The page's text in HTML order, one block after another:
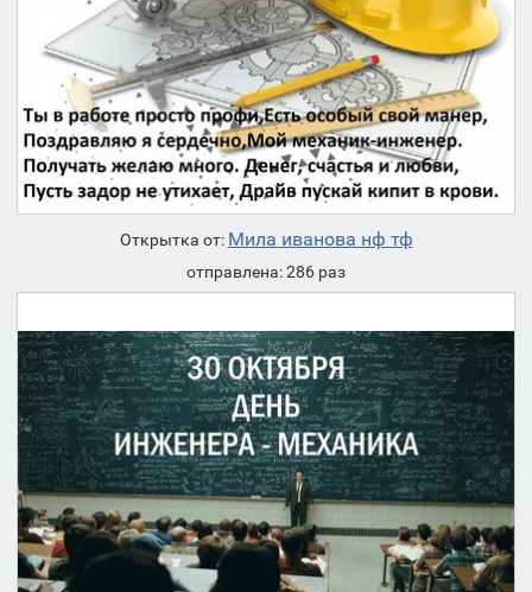
Открытка от: Мила иванова нф тф
отправлена: 286 раз